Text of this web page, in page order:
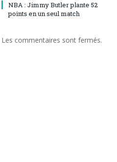
NBA : Jimmy Butler plante 52
points en un seul match
Les commentaires sont fermés.